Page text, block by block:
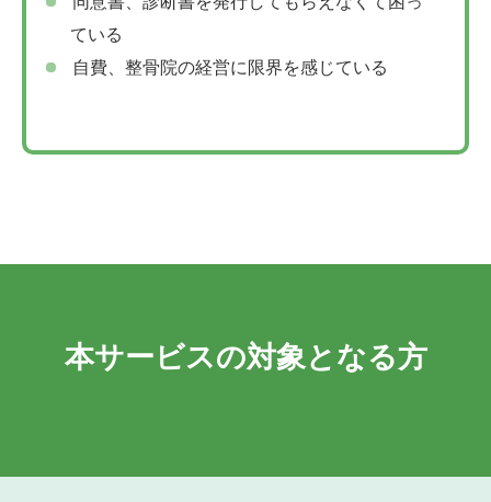
ている
自費、整骨院の経営に限界を感じている
本サービスの対象となる方